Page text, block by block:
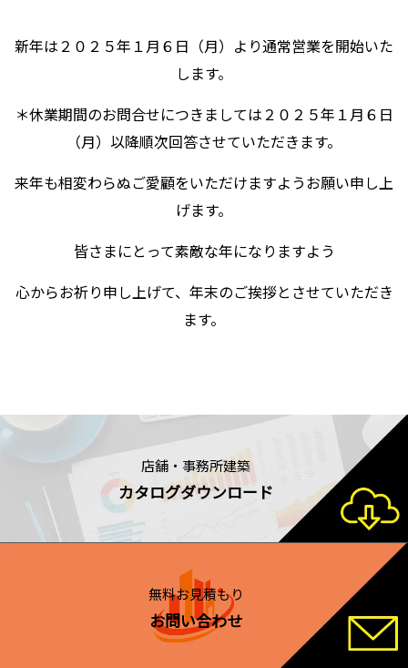
新年は２０２５年１月６日（月）より通常営業を開始いた
します。
＊休業期間のお問合せにつきましては２０２５年１月６日
（月）以降順次回答させていただきます。
来年も相変わらぬご愛顧をいただけますようお願い申し上
げます。
皆さまにとって素敵な年になりますよう
心からお祈り申し上げて、年末のご挨拶とさせていただき
ます。
店舗・事務所建築
カタログダウンロード
無料お見積もり
お問い合わせ